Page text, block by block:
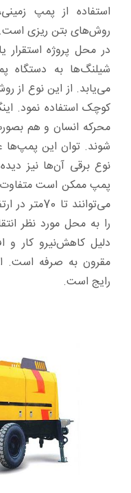
استفاده از پمپ
روش‌های بتن ریزی است.
در محل پروژه استقرار
شیلنگ‌ها به دستگاه
می‌یابد. از این نوع از
کوچک استفاده نمود.
محرکه انسان و هم
شوند. توان این پمپ‌ها
نوع برقی آن‌ها نیز
پمپ ممکن است متفاوت
را به محل مورد نظر
دلیل کاهش‌نیرو کار و
مقرون به صرفه است.
رایج است.